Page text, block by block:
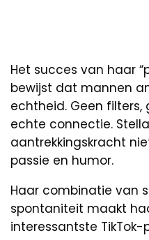
Het succes van haar
bewijst dat mannen
echtheid. Geen
echte connectie.
aantrekkingskracht
passie en humor.
Haar combinatie van
spontaniteit maakt
interessantste